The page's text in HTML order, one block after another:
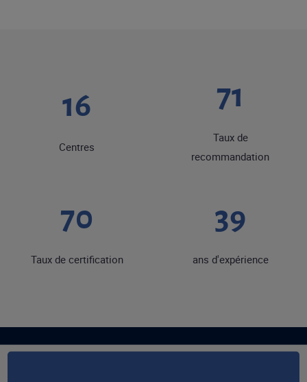
20
Centres
89
Taux de
recommandation
88
Taux de certification
49
ans d'expérience